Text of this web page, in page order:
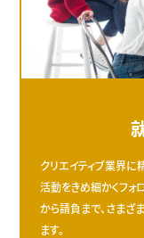
クリエイティブ業界に
活動をきめ細かくフォ
から請負まで、さま
ます。